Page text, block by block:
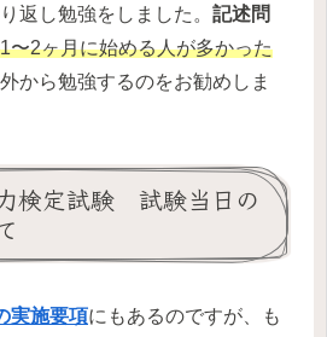
返し勉強をしました。 記述問
〜2ヶ月に始める人が多かった
から勉強するのをお勧めしま
検定試験 試験当日の
実施要項にもあるのですが、も